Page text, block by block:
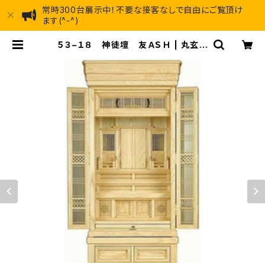
常時300台展示中！不要な接客なしで自由にご覧頂け
ます(^-^)
５３−１８ 神徒壇 友ＡＳＨ | 丸玄工